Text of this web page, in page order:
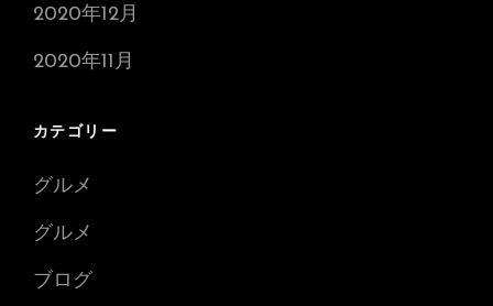
2020年12月
2020年11月
カテゴリー
グルメ
グルメ
ブログ